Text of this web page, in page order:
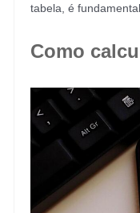
tabela, é
Como